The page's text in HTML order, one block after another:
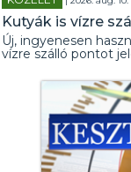
Kutyák is vízre
Új, ingyenesen
vízre szálló pontot